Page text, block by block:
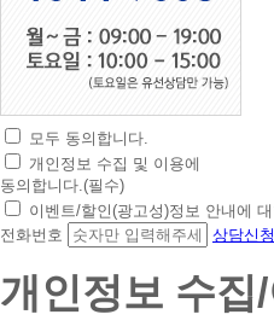
초
간
편
상
담
청
모두 동의합니다.
개인정보 수집 및 이용에
동의합니다.(필수)
이벤트/할인(광고성)정보 안내에
전화번호
상담신청
개인정보 수집